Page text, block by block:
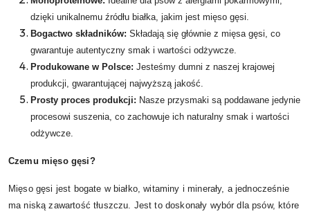
dzięki unikalnemu źródłu białka, jakim jest mięso gęsi.
Bogactwo składników: Składają się głównie z mięsa gęsi, co
gwarantuje autentyczny smak i wartości odżywcze.
Produkowane w Polsce: Jesteśmy dumni z naszej krajowej
produkcji, gwarantującej najwyższą jakość.
Prosty proces produkcji: Nasze przysmaki są poddawane jedynie
procesowi suszenia, co zachowuje ich naturalny smak i wartości
odżywcze.
Czemu mięso gęsi?
Mięso gęsi jest bogate w białko, witaminy i minerały, a jednocześnie
ma niską zawartość tłuszczu. Jest to doskonały wybór dla psów, które